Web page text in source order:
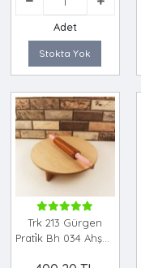
Adet
Stokta Yok
Trk 213 Gürgen
Prati̇k Bh 034 Ahşap